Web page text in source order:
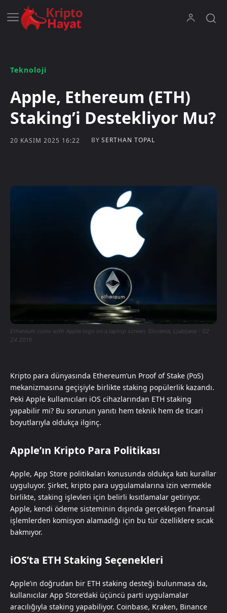
Teknoloji
Apple, Ethereum (ETH)
Staking’i Destekliyor Mu?
20 KASIM 2025 16:22 BY SERTHAN TOPAL
Ethereum coins with Apple logo on a laptop screen. Slovenia, Ljubljana - 02
24 2019
Kripto para dünyasında Ethereum’un Proof of Stake (PoS)
mekanizmasına geçişiyle birlikte staking popülerlik kazandı.
Peki Apple kullanıcıları iOS cihazlarından ETH staking
yapabilir mi? Bu sorunun yanıtı hem teknik hem de ticari
boyutlarıyla oldukça ilginç.
Apple’ın Kripto Para Politikası
Apple, App Store politikaları konusunda oldukça katı kurallar
uyguluyor. Şirket, kripto para uygulamalarına izin vermekle
birlikte, staking işlevleri için belirli kısıtlamalar getiriyor.
Apple, kendi ödeme sisteminin dışında gerçekleşen finansal
işlemlerden komisyon alamadığı için bu tür özelliklere sıcak
bakmıyor.
iOS’ta ETH Staking Seçenekleri
Apple’ın doğrudan bir ETH staking desteği bulunmasa da,
kullanıcılar App Store’daki üçüncü parti uygulamalar
aracılığıyla staking yapabiliyor. Coinbase, Kraken, Binance